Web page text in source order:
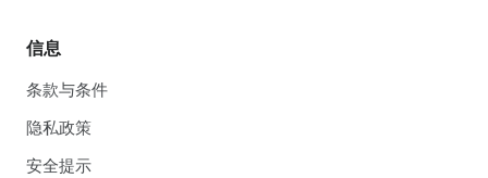
信息
条款与条件
隐私政策
安全提示